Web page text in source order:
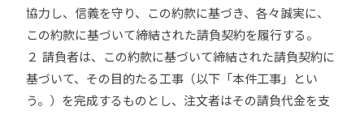
協力し、信義を守り、この約款に基づき、各々誠実に、
この約款に基づいて締結された請負契約を履行する。
２ 請負者は、この約款に基づいて締結された請負契約に
基づいて、その目的たる工事（以下「本件工事」とい
う。）を完成するものとし、注文者はその請負代金を支